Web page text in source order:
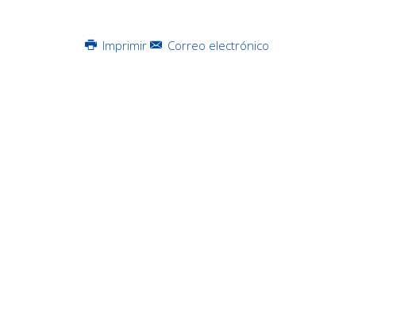
Imprimir Correo electrónico